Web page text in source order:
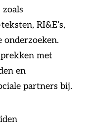
RI&E’s,
onderzoeken.
met
en
partners bij.